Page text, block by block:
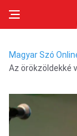
Magyar Szó
Az örökzöldekké